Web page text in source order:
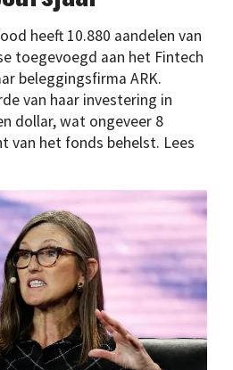
heeft 10.880 aandelen van
toegevoegd aan het Fintech
beleggingsfirma ARK.
van haar investering in
dollar, wat ongeveer 8
van het fonds behelst. Lees